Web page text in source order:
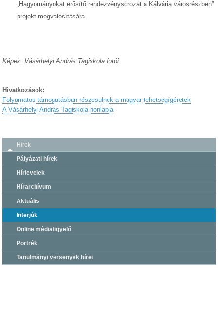
„Hagyományokat erősítő rendezvénysorozat a Kálvária városrészben”
projekt megvalósítására.
Képek: Vásárhelyi András Tagiskola fotói
Hivatkozások:
Folyamatos támogatásban részesülnek a magyar tehetségígéretek
A Vásárhelyi András Tagiskola honlapja
Hírek
Pályázati hírek
Hírlevelek
Hírarchívum
Aktuális
Interjúk
Online médiafigyelő
Portrék
Tanulmányi versenyek hírei